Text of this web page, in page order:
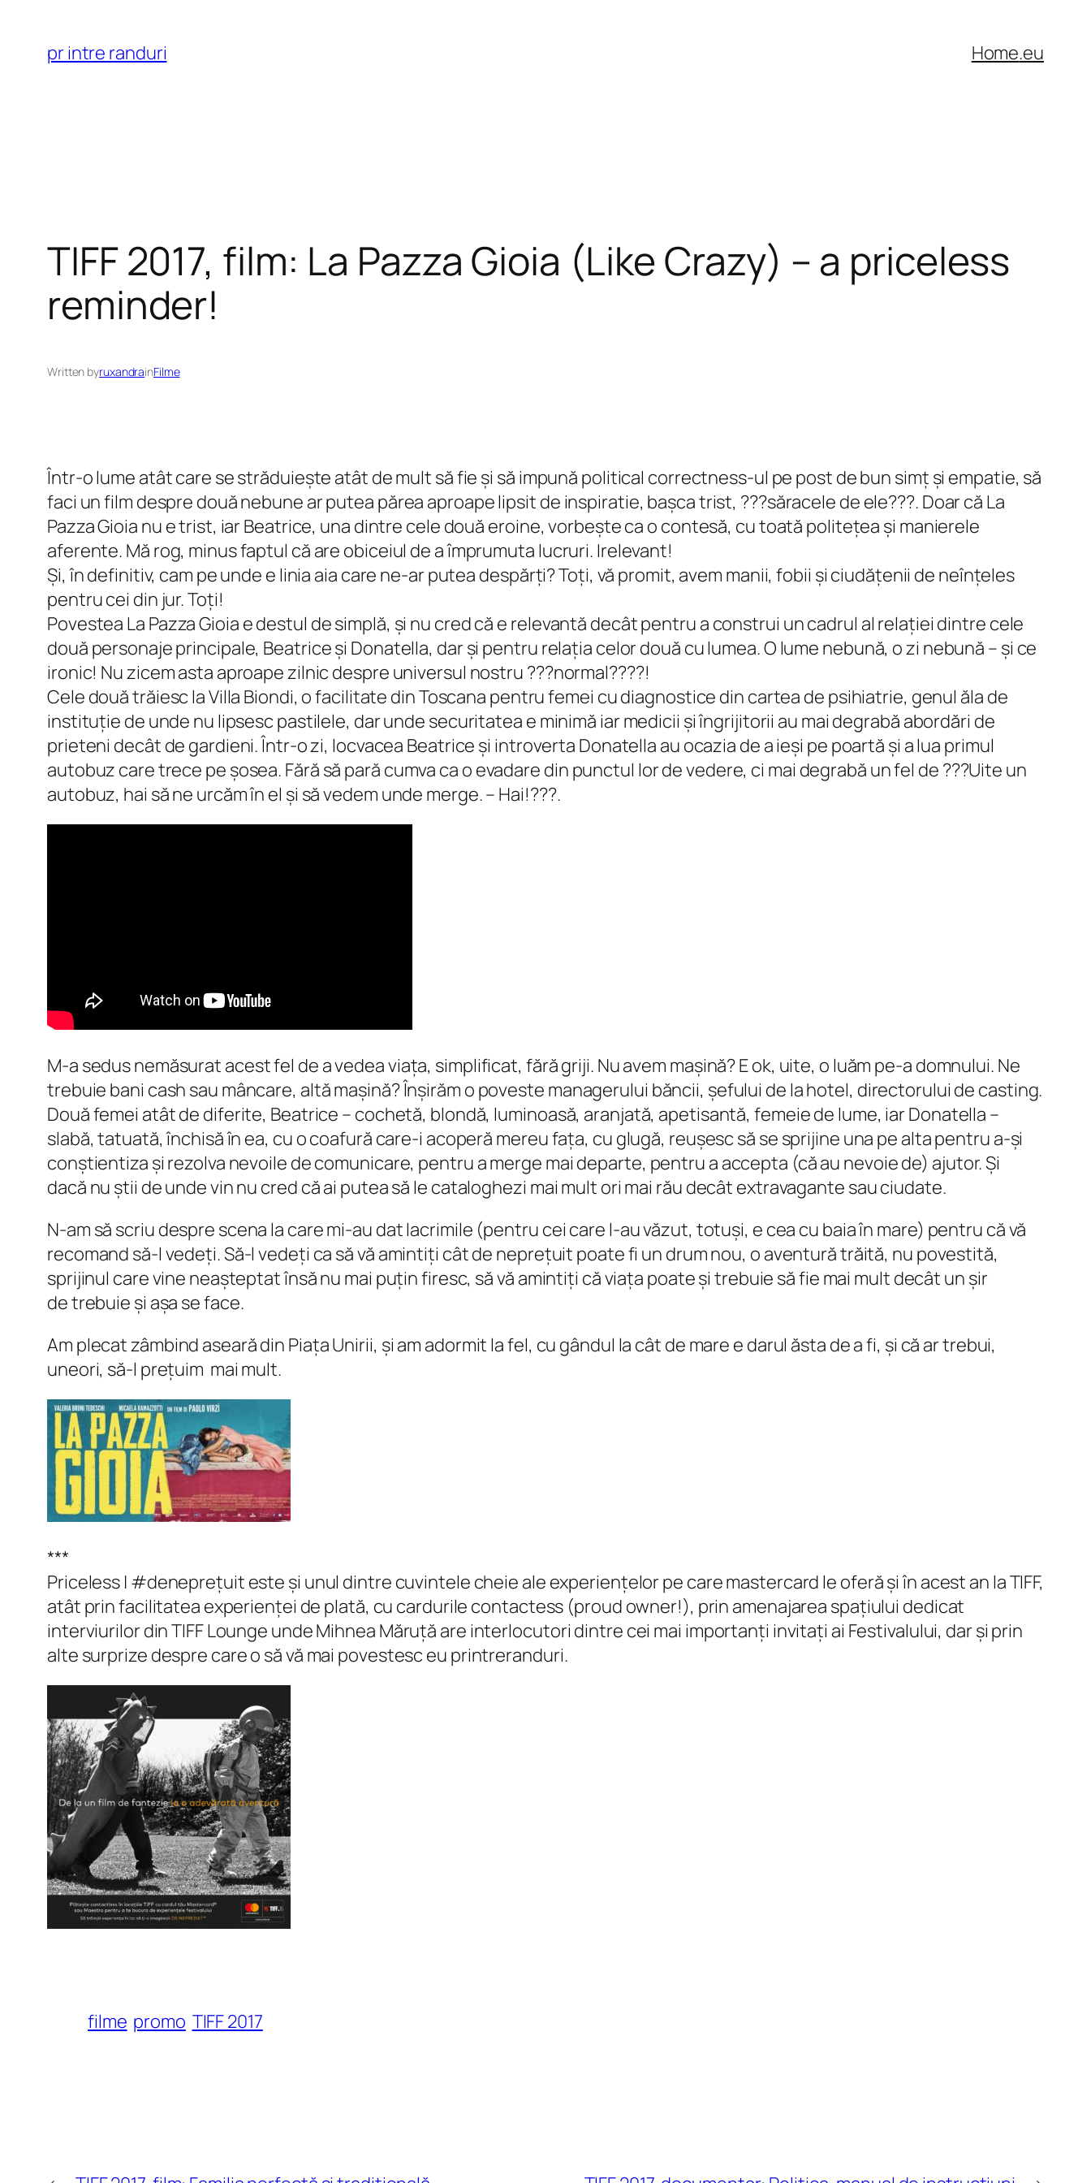
content
pr intre randuri Home.eu
TIFF 2017, film: La Pazza Gioia (Like Crazy) – a priceless
reminder!
Written byruxandrainFilme
Într-o lume atât care se străduiește atât de mult să fie și să impună political correctness-ul pe post de bun simț și empatie, să
faci un film despre două nebune ar putea părea aproape lipsit de inspiratie, bașca trist, ???săracele de ele???. Doar că La
Pazza Gioia nu e trist, iar Beatrice, una dintre cele două eroine, vorbește ca o contesă, cu toată politețea și manierele
aferente. Mă rog, minus faptul că are obiceiul de a împrumuta lucruri. Irelevant!
Și, în definitiv, cam pe unde e linia aia care ne-ar putea despărți? Toți, vă promit, avem manii, fobii și ciudățenii de neînțeles
pentru cei din jur. Toți!
Povestea La Pazza Gioia e destul de simplă, și nu cred că e relevantă decât pentru a construi un cadrul al relației dintre cele
două personaje principale, Beatrice și Donatella, dar și pentru relația celor două cu lumea. O lume nebună, o zi nebună – și ce
ironic! Nu zicem asta aproape zilnic despre universul nostru ???normal????!
Cele două trăiesc la Villa Biondi, o facilitate din Toscana pentru femei cu diagnostice din cartea de psihiatrie, genul ăla de
instituție de unde nu lipsesc pastilele, dar unde securitatea e minimă iar medicii și îngrijitorii au mai degrabă abordări de
prieteni decât de gardieni. Într-o zi, locvacea Beatrice și introverta Donatella au ocazia de a ieși pe poartă și a lua primul
autobuz care trece pe șosea. Fără să pară cumva ca o evadare din punctul lor de vedere, ci mai degrabă un fel de ???Uite un
autobuz, hai să ne urcăm în el și să vedem unde merge. – Hai!???.
M-a sedus nemăsurat acest fel de a vedea viața, simplificat, fără griji. Nu avem mașină? E ok, uite, o luăm pe-a domnului. Ne
trebuie bani cash sau mâncare, altă mașină? Înșirăm o poveste managerului băncii, șefului de la hotel, directorului de casting.
Două femei atât de diferite, Beatrice – cochetă, blondă, luminoasă, aranjată, apetisantă, femeie de lume, iar Donatella –
slabă, tatuată, închisă în ea, cu o coafură care-i acoperă mereu fața, cu glugă, reușesc să se sprijine una pe alta pentru a-și
conștientiza și rezolva nevoile de comunicare, pentru a merge mai departe, pentru a accepta (că au nevoie de) ajutor. Și
dacă nu știi de unde vin nu cred că ai putea să le cataloghezi mai mult ori mai rău decât extravagante sau ciudate.
N-am să scriu despre scena la care mi-au dat lacrimile (pentru cei care l-au văzut, totuși, e cea cu baia în mare) pentru că vă
recomand să-l vedeți. Să-l vedeți ca să vă amintiți cât de neprețuit poate fi un drum nou, o aventură trăită, nu povestită,
sprijinul care vine neașteptat însă nu mai puțin firesc, să vă amintiți că viața poate și trebuie să fie mai mult decât un șir
detrebuie și așa se face.
Am plecat zâmbind aseară din Piața Unirii, și am adormit la fel, cu gândul la cât de mare e darul ăsta de a fi, și că ar trebui,
uneori, să-l prețuim mai mult.
***
Priceless | #deneprețuit este și unul dintre cuvintele cheie ale experiențelor pe care mastercard le oferă și în acest an la TIFF,
atât prin facilitatea experienței de plată, cu cardurile contactess (proud owner!), prin amenajarea spațiului dedicat
interviurilor din TIFF Lounge unde Mihnea Măruță are interlocutori dintre cei mai importanți invitați ai Festivalului, dar și prin
alte surprize despre care o să vă mai povestesc eu printreranduri.
filme promo TIFF 2017